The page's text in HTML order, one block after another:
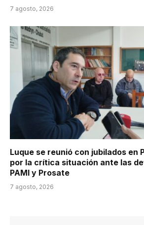
7 agosto, 2026
Luque se reunió con jubilados en
por la crítica situación ante las
PAMI y Prosate
7 agosto, 2026